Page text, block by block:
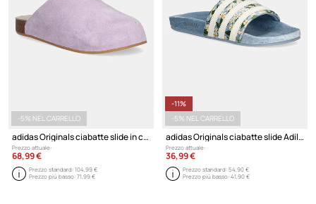
-5% NEL CARRELLO
adidas Originals ciabatte slide in camoscio Adimule
Prezzo attuale:
68,99 €
Prezzo standard:104,99 €
Prezzo più basso:71,99 €
-11%
-5% NEL CARRELLO
adidas Originals ciabatte slide Adilette W
Prezzo attuale:
36,99 €
Prezzo standard:54,90 €
Prezzo più basso:41,90 €